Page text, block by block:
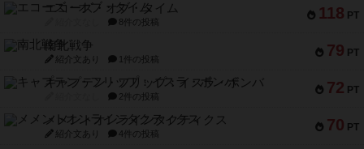
118 PT
エコーズ・オブ・タイム
8件の投稿
79 PT
南北戦争
紹介文あり 1件の投稿
72 PT
キャプテン・フリップ：イスラ・ボンバ
2件の投稿
70 PT
メメントオンラインタクティクス
紹介文あり 4件の投稿